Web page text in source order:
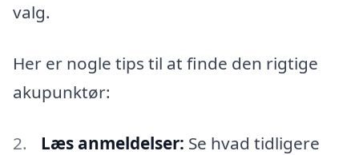
valg.
Her er nogle tips til at finde den rigtige
akupunktør:
Læs anmeldelser: Se hvad tidligere